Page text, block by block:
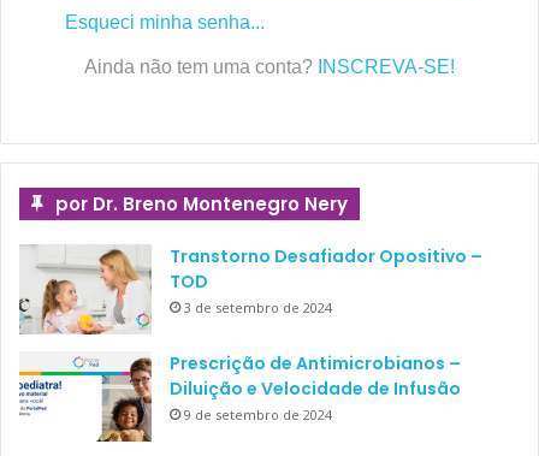
Esqueci minha senha...
Ainda não tem uma conta? INSCREVA-SE!
por Dr. Breno Montenegro Nery
Transtorno Desafiador Opositivo –
TOD
3 de setembro de 2024
Prescrição de Antimicrobianos –
Diluição e Velocidade de Infusão
9 de setembro de 2024